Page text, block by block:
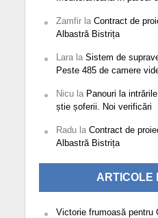
Zamfirla Contract de
Albastră Bistrița
Larala Sistem de
Peste 485 de camere
Nicula Panouri la
știe șoferii. Noi verificări
Radula Contract de
Albastră Bistrița
ARTICOLE
Victorie frumoasă pentru